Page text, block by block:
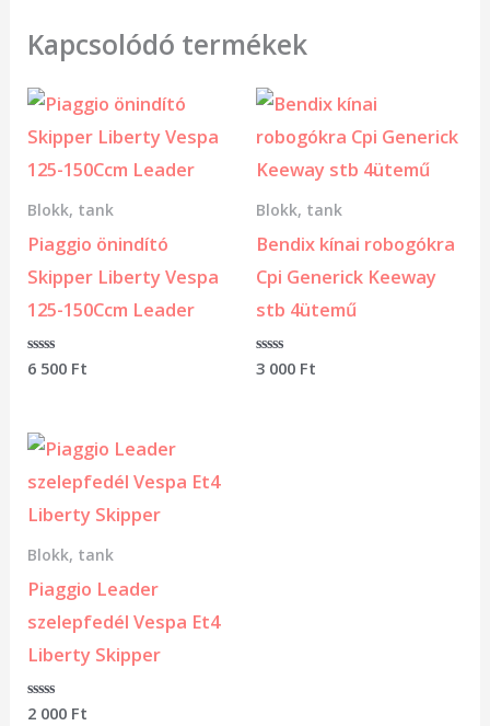
Kapcsolódó termékek
Blokk, tank
Piaggio önindító
Skipper Liberty Vespa
125-150Ccm Leader
Értékelés:
6 500 Ft
Blokk, tank
Bendix kínai robogókra
Cpi Generick Keeway
stb 4ütemű
Értékelés:
3 000 Ft
Blokk, tank
Piaggio Leader
szelepfedél Vespa Et4
Liberty Skipper
Értékelés:
2 000 Ft